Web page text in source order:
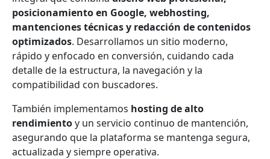
posicionamiento en Google, webhosting,
mantenciones técnicas y redacción de contenidos
optimizados. Desarrollamos un sitio moderno,
rápido y enfocado en conversión, cuidando cada
detalle de la estructura, la navegación y la
compatibilidad con buscadores.
También implementamos hosting de alto
rendimientoy un servicio continuo de mantención,
asegurando que la plataforma se mantenga segura,
actualizada y siempre operativa.